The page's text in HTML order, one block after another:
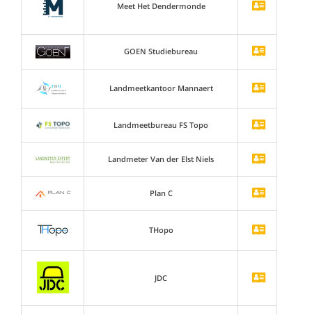
Meet Het Dendermonde
GOEN Studiebureau
Landmeetkantoor Mannaert
Landmeetbureau FS Topo
Landmeter Van der Elst Niels
Plan C
THopo
JDC